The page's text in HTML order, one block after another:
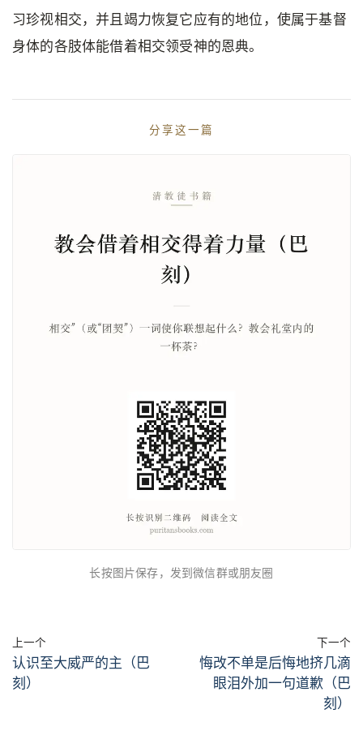
习珍视相交，并且竭力恢复它应有的地位，使属于基督
身体的各肢体能借着相交领受神的恩典。
分享这一篇
长按图片保存，发到微信群或朋友圈
上一个
认识至大威严的主（巴
刻）
下一个
悔改不单是后悔地挤几滴
眼泪外加一句道歉（巴
刻）